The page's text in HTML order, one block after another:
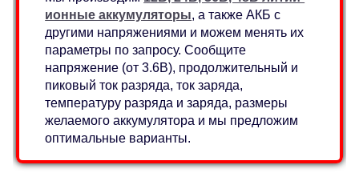
ионные аккумуляторы, а также АКБ с
другими напряжениями и можем менять их
параметры по запросу. Сообщите
напряжение (от 3.6В), продолжительный и
пиковый ток разряда, ток заряда,
температуру разряда и заряда, размеры
желаемого аккумулятора и мы предложим
оптимальные варианты.